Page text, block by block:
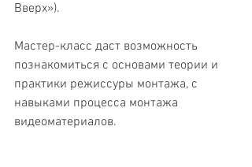
Вверх»).
Мастер-класс даст возможность
познакомиться с основами теории и
практики режиссуры монтажа, с
навыками процесса монтажа
видеоматериалов.